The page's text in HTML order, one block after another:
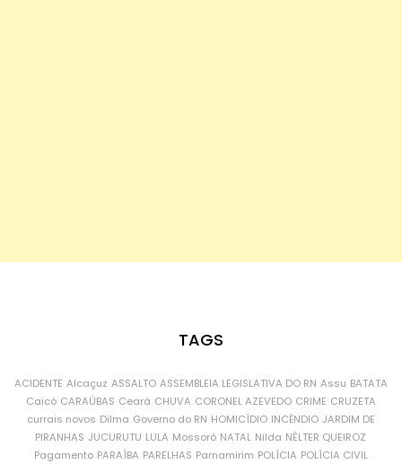
TAGS
ACIDENTE Alcaçuz ASSALTO ASSEMBLEIA LEGISLATIVA DO RN Assu BATATA
Caicó CARAÚBAS Ceará CHUVA CORONEL AZEVEDO CRIME CRUZETA
currais novos Dilma Governo do RN HOMICÍDIO INCÊNDIO JARDIM DE
PIRANHAS JUCURUTU LULA Mossoró NATAL Nilda NÉLTER QUEIROZ
Pagamento PARAÍBA PARELHAS Parnamirim POLÍCIA POLÍCIA CIVIL